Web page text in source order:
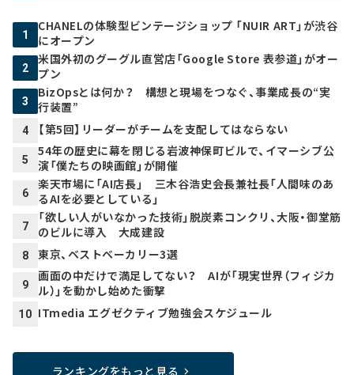
1
CHANELの体験型ビンテージショップ 「NUIR ART」が渋谷
にオープン
2
米国外初のグーグル直営店「Google Store 表参道」がオー
プン
3
BizOpsとは何か？ 構想と現場をつなぐ、事業成長の“実
行装置”
4 【第5回】リーダーがチームを支配してはならない
5
54年の歴史に幕を閉じる岩波神保町ビルで、イマーシブ公
演「僕たちの映画館」が開催
6
楽天市場に「AI店長」 三木谷浩史会長兼社長「人間味のあ
るAIを必要としている」
7
「欲しい人がいなかった技術」脱炭素コンクリ、大阪・御堂筋
のビルに導入 大成建設
8 東京、ベストベーカリー3選
9
画面の中だけで満足してない？ AIが「現実世界（フィジカ
ル）」を動かし始めた衝撃
10 ITmedia エグゼクティブ勉強会スケジュール
ランキングをもっと見る